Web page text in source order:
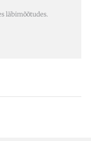
läbimõõtudes.